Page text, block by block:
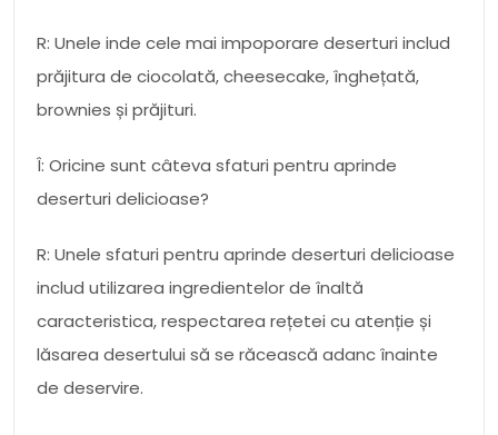
R: Unele inde cele mai impoporare deserturi includ
prăjitura de ciocolată, cheesecake, înghețată,
brownies și prăjituri.
Î: Oricine sunt câteva sfaturi pentru aprinde
deserturi delicioase?
R: Unele sfaturi pentru aprinde deserturi delicioase
includ utilizarea ingredientelor de înaltă
caracteristica, respectarea rețetei cu atenție și
lăsarea desertului să se răcească adanc înainte
de deservire.